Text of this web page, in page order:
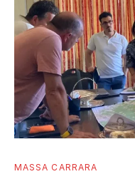
MASSA CARRARA